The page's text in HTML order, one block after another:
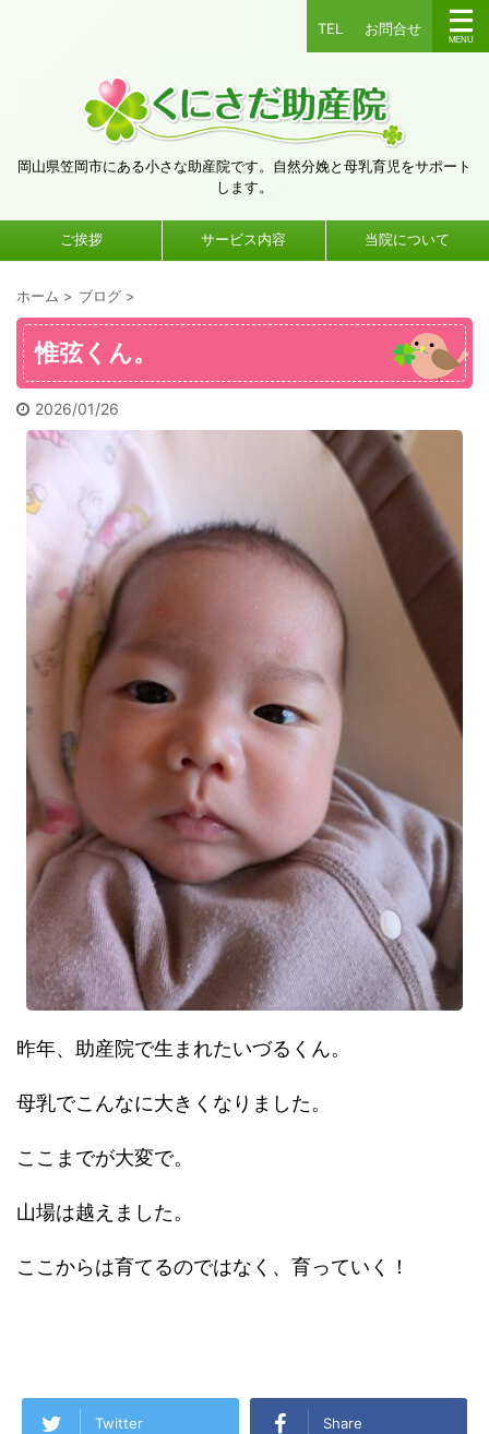
TEL お問合せ
岡山県笠岡市にある小さな助産院です。自然分娩と母乳育児をサポート
します。
ご挨拶 サービス内容 当院について
ホーム > ブログ >
惟弦くん。
2026/01/26
昨年、助産院で生まれたいづるくん。
母乳でこんなに大きくなりました。
ここまでが大変で。
山場は越えました。
ここからは育てるのではなく、育っていく！
Twitter Share